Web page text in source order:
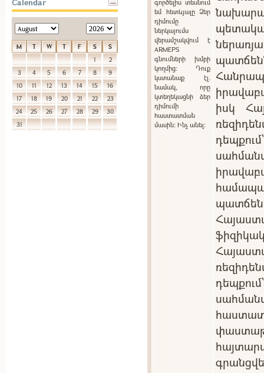
Calendar
M T W T F S
S
1
2
3
4 5 6 7 8
9
10
11 12 13 14 15
16
17
18 19 20 21 22
23
24
25 26 27 28 29
30
31
գործելիս տեսնում
եմ հետևյալը Ձեր
դիմումը
ներկայումս
վերամշակվում է
ARMEPS
գնումների խմբի
կողմից: Դուք
կստանաք էլ.
նամակ, որը
կտեղեկացնի ձեր
դիմումի
հաստատման
մասին: Ինչ անել:
իսկ